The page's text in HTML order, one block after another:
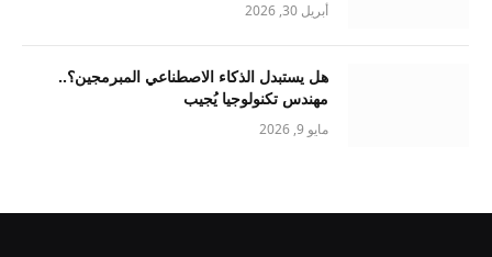
أبريل 30, 2026
هل يستبدل الذكاء الاصطناعي المبرمجين؟..
مهندس تكنولوجيا يُجيب
مايو 9, 2026